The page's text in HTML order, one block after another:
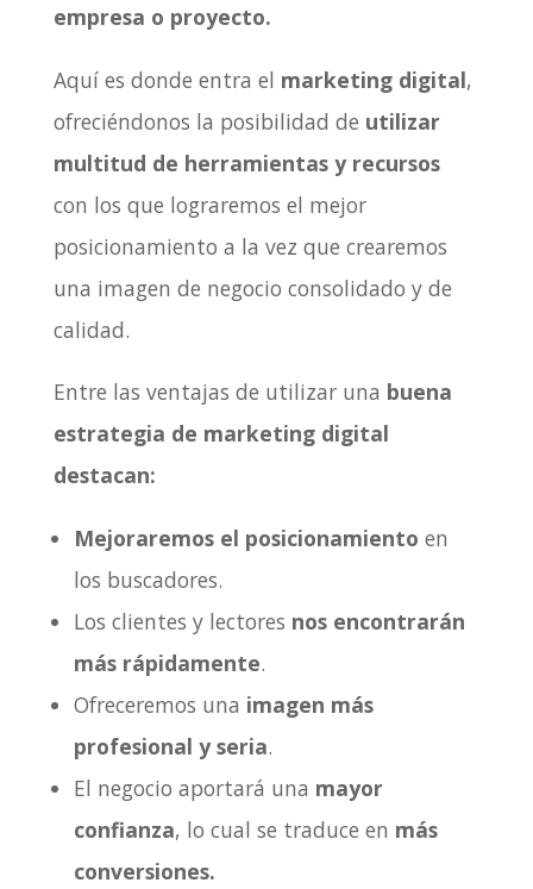
empresa o proyecto.
Aquí es donde entra el marketing digital,
ofreciéndonos la posibilidad de utilizar
multitud de herramientas y recursos
con los que lograremos el mejor
posicionamiento a la vez que crearemos
una imagen de negocio consolidado y de
calidad.
Entre las ventajas de utilizar una buena
estrategia de marketing digital
destacan:
Mejoraremos el posicionamiento en
los buscadores.
Los clientes y lectores nos encontrarán
más rápidamente.
Ofreceremos una imagen más
profesional y seria.
El negocio aportará una mayor
confianza, lo cual se traduce en más
conversiones.